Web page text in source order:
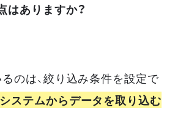
ありますか？
のは、絞り込み条件を設定で
ステムからデータを取り込む